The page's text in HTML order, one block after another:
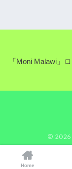
「Moni Malawi」
© 2026
Home